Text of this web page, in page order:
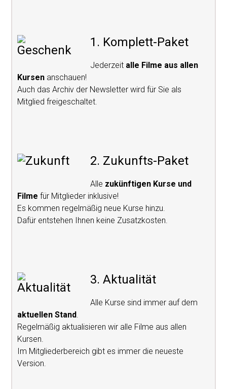
1. Komplett-Paket
Jederzeit alle Filme aus allen
Kursen anschauen!
Auch das Archiv der Newsletter wird für Sie als
Mitglied freigeschaltet.
2. Zukunfts-Paket
Alle zukünftigen Kurse und
Filme für Mitglieder inklusive!
Es kommen regelmäßig neue Kurse hinzu.
Dafür entstehen Ihnen keine Zusatzkosten.
3. Aktualität
Alle Kurse sind immer auf dem
aktuellen Stand.
Regelmäßig aktualisieren wir alle Filme aus allen
Kursen.
Im Mitgliederbereich gibt es immer die neueste
Version.